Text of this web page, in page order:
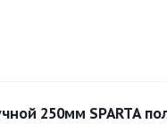
250мм SPARTA